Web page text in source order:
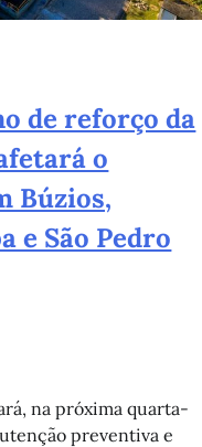
de reforço da
o
Búzios,
e São Pedro
na próxima quarta-
preventiva e
em Búzios